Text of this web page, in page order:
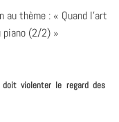
thème : « Quand l’art
piano (2/2) »
violenter le regard des